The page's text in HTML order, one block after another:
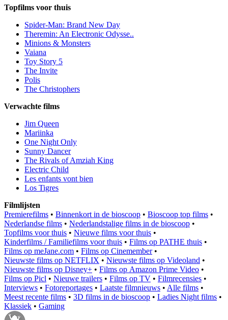
Topfilms voor thuis
Spider-Man: Brand New Day
Theremin: An Electronic Odysse..
Minions & Monsters
Vaiana
Toy Story 5
The Invite
Polis
The Christophers
Verwachte films
Jim Queen
Mariinka
One Night Only
Sunny Dancer
The Rivals of Amziah King
Electric Child
Les enfants vont bien
Los Tigres
Filmlijsten
Premierefilms • Binnenkort in de bioscoop • Bioscoop top films •
Nederlandse films • Nederlandstalige films in de bioscoop •
Topfilms voor thuis • Nieuwe films voor thuis •
Kinderfilms / Familiefilms voor thuis • Films op PATHE thuis •
Films op meJane.com • Films op Cinemember•
Nieuwste films op NETFLIX • Nieuwste films op Videoland •
Nieuwste films op Disney+ • Films op Amazon Prime Video •
Films op Picl • Nieuwe trailers • Films op TV • Filmrecensies •
Interviews • Fotoreportages • Laatste filmnieuws • Alle films •
Meest recente films • 3D films in de bioscoop • Ladies Night films •
Klassiek • Gaming